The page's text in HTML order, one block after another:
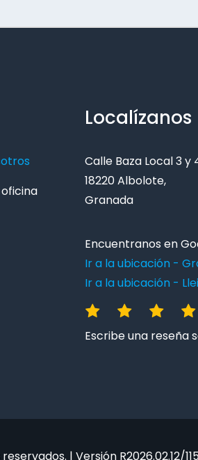
Localízanos
Calle Baza Local 3 y
18220 Albolote,
Granada
Encuentranos en
Ir a la ubicación -
Ir a la ubicación -
Escribe una reseña
| Versión R2026.02.12/